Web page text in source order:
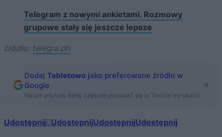
Telegram z nowymi ankietami. Rozmowy
grupowe stały się jeszcze lepsze
źródło: telegra.ph
Dodaj Tabletowo jako preferowane źródło w
Google
Nasze artykuły będą częściej pojawiać się w Twoich wynikach
Udostępnij UdostępnijUdostępnijUdostępnij